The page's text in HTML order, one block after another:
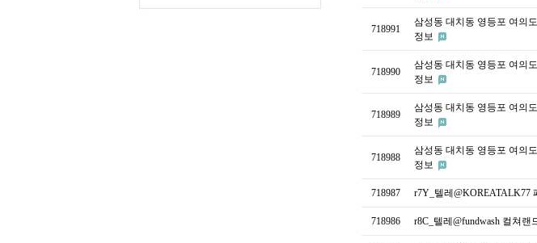
718991
삼성동 대치동 영등포 여의
정보
718990
삼성동 대치동 영등포 여의
정보
718989
삼성동 대치동 영등포 여의
정보
718988
삼성동 대치동 영등포 여의
정보
718987 r7Y_텔레@KOREATALK77
718986 r8C_텔레@fundwash 컬쳐